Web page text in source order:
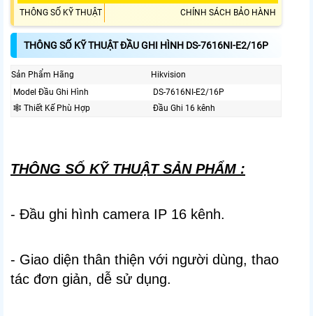
THÔNG SỐ KỸ THUẬT CHÍNH SÁCH BẢO HÀNH
THÔNG SỐ KỸ THUẬT ĐẦU GHI HÌNH DS-7616NI-E2/16P
Sản Phẩm Hãng
Hikvision
Model Đầu Ghi Hình
DS-7616NI-E2/16P
🕸️ Thiết Kế Phù Hợp
Đầu Ghi 16 kênh
THÔNG SỐ KỸ THUẬT SẢN PHẨM :
- Đầu ghi hình camera IP 16 kênh.
- Giao diện thân thiện với người dùng, thao
tác đơn giản, dễ sử dụng.